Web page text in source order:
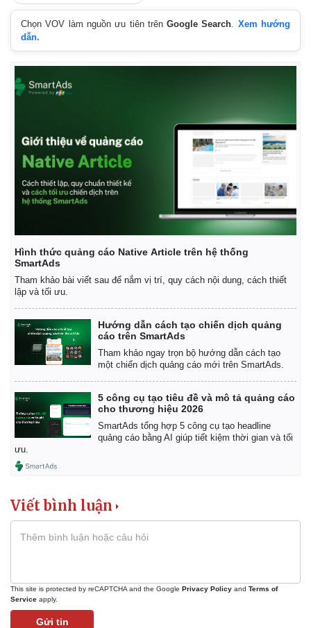
Chọn VOV làm nguồn ưu tiên trênGoogle Search. Xem hướng
dẫn.
Hình thức quảng cáo Native Article trên hệ thống
SmartAds
Tham khảo bài viết sau để nắm vị trí, quy cách nội dung, cách thiết
lập và tối ưu.
Hướng dẫn cách tạo chiến dịch quảng
cáo trên SmartAds
Tham khảo ngay trọn bộ hướng dẫn cách tạo
một chiến dịch quảng cáo mới trên SmartAds.
5 công cụ tạo tiêu đề và mô tả quảng cáo
cho thương hiệu 2026
SmartAds tổng hợp 5 công cụ tạo headline
quảng cáo bằng AI giúp tiết kiệm thời gian và tối
ưu.
Viết bình luận
This site is protected by reCAPTCHA and the Google Privacy Policy and Terms of
Service apply.
Gửi tin